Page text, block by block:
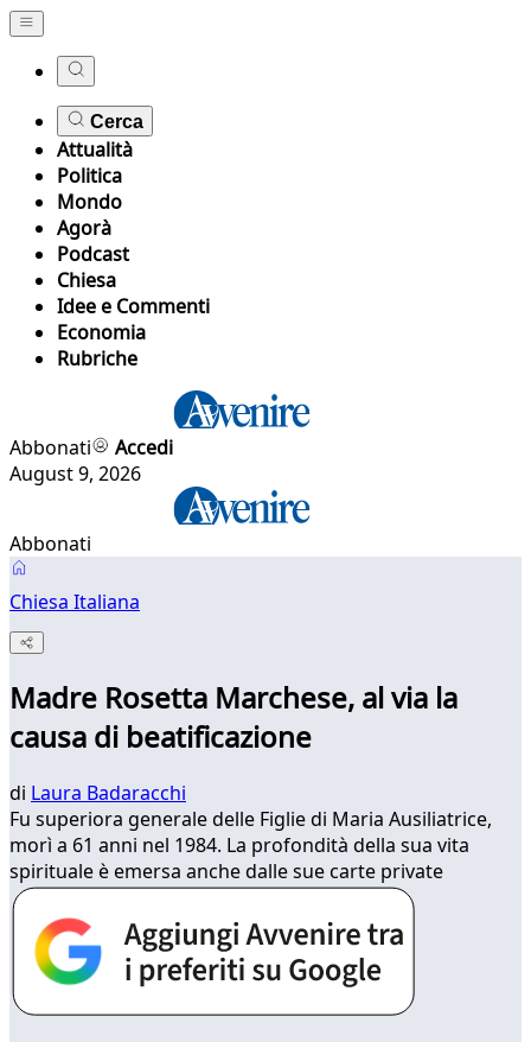
Cerca
Attualità
Politica
Mondo
Agorà
Podcast
Chiesa
Idee e Commenti
Economia
Rubriche
Abbonati
Accedi
August 9, 2026
Abbonati
Chiesa Italiana
Madre Rosetta Marchese, al via la
causa di beatificazione
di Laura Badaracchi
Fu superiora generale delle Figlie di Maria Ausiliatrice,
morì a 61 anni nel 1984. La profondità della sua vita
spirituale è emersa anche dalle sue carte private